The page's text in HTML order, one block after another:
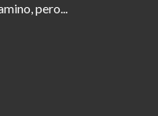
pero...